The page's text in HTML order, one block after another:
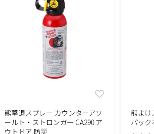
熊撃退スプレー カウンターアソ
ールト・ストロンガー CA290 ア
ウトドア 防災
熊よけ
パック